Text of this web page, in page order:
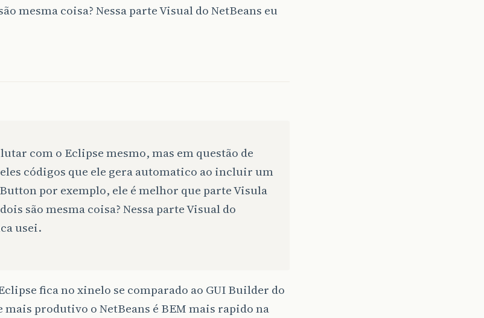
mesma coisa? Nessa parte Visual do NetBeans eu
com o Eclipse mesmo, mas em questão de
códigos que ele gera automatico ao incluir um
por exemplo, ele é melhor que parte Visula
são mesma coisa? Nessa parte Visual do
usei.
fica no xinelo se comparado ao GUI Builder do
mais produtivo o NetBeans é BEM mais rapido na